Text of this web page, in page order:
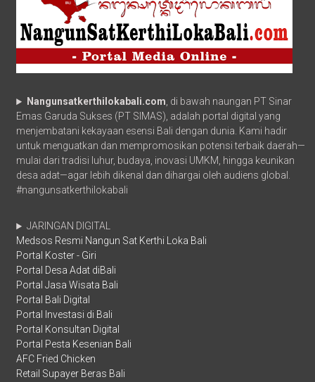
Nangunsatkerthilokabali.com, di bawah naungan PT Sinar
Emas Garuda Sukses (PT SIMAS), adalah portal digital yang
menjembatani kekayaan esensi Bali dengan dunia. Kami hadir
untuk menguatkan dan mempromosikan potensi terbaik daerah—
mulai dari tradisi luhur, budaya, inovasi UMKM, hingga keunikan
desa adat—agar lebih dikenal dan dihargai oleh audiens global.
#nangunsatkerthilokabali
JARINGAN DIGITAL
Medsos Resmi Nangun Sat Kerthi Loka Bali
Portal Koster - Giri
Portal Desa Adat diBali
Portal Jasa Wisata Bali
Portal Bali Digital
Portal Investasi di Bali
Portal Konsultan Digital
Portal Pesta Kesenian Bali
AFC Fried Chicken
Retail Supayer Beras Bali